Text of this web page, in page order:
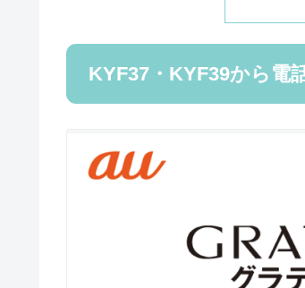
KYF37・KYF39から電